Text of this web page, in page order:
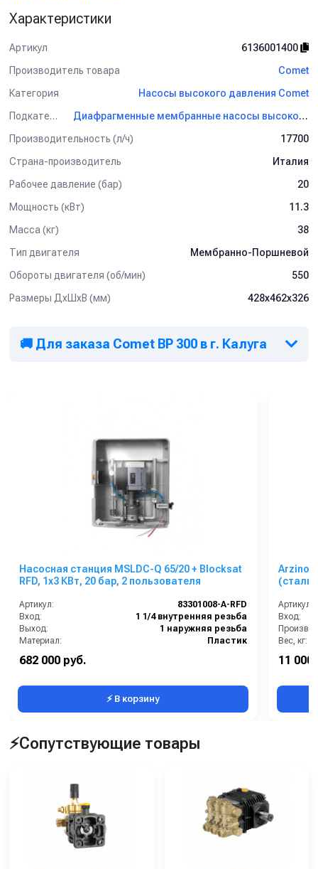
Характеристики
Артикул
6136001400
Производитель товара
Comet
Категория
Насосы высокого давления Comet
Подкатегория
Диафрагменные мембранные насосы высокого давления Comet
Производительность (л/ч)
17700
Страна-производитель
Италия
Рабочее давление (бар)
20
Мощность (кВт)
11.3
Масса (кг)
38
Тип двигателя
Мембранно-Поршневой
Обороты двигателя (об/мин)
550
Размеры ДхШхВ (мм)
428х462х326
🚚 Для заказа Comet BP 300 в г. Калуга
Насосная станция MSLDC-Q 65/20 + Blocksat
RFD, 1x3 КВт, 20 бар, 2 пользователя
Артикул:
83301008-A-RFD
Вход:
1 1/4 внутренняя резьба
Выход:
1 наружняя резьба
Материал:
Пластик
Габаритные размеры, мм:
682 000 руб.
⚡ В корзину
Arzino,
Артикул:
Вход:
Вес, кг:
Диаметр
11 000
⚡Сопутствующие товары